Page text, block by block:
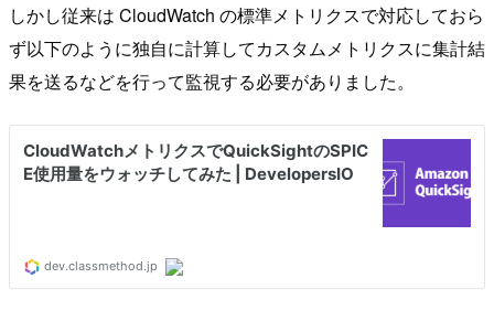
しかし従来は CloudWatch の標準メトリクスで対応しておら
ず以下のように独自に計算してカスタムメトリクスに集計結
果を送るなどを行って監視する必要がありました。